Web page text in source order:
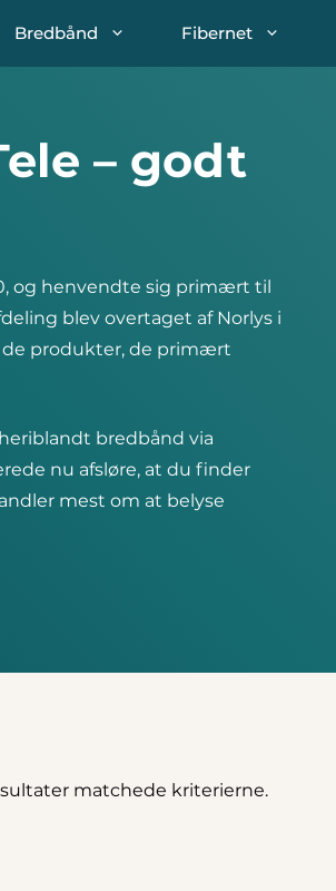
Bredbånd Fibernet
– godt
og henvendte sig primært til
blev overtaget af Norlys i
de produkter, de primært
bredbånd via
nu afsløre, at du finder
mest om at belyse
matchede kriterierne.